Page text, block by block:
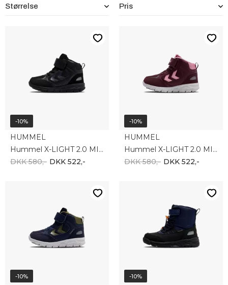
Størrelse Pris
-10%
HUMMEL
Hummel X-LIGHT 2.0 MID TEX JR 229877-2267
DKK 580,- DKK 522,-
-10%
HUMMEL
Hummel X-LIGHT 2.0 MID TEX JR 229877-3016
DKK 580,- DKK 522,-
-10% -10%